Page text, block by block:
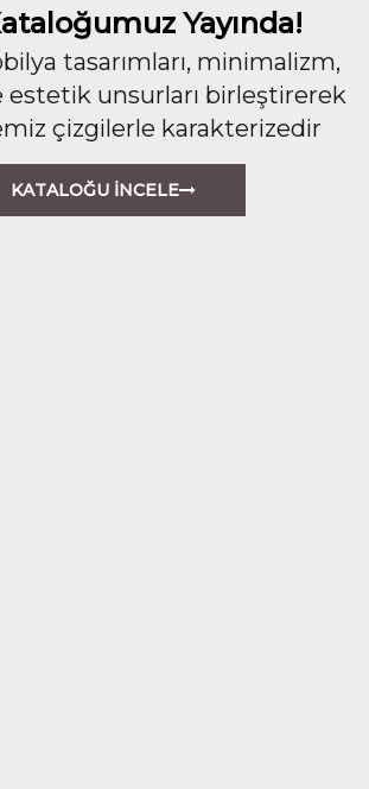
Yayında!
tasarımları, minimalizm,
estetik unsurları birleştirerek
çizgilerle karakterizedir
KATALOĞU İNCELE